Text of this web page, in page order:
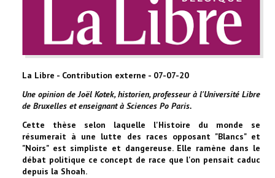
CONTACT
La Libre - Contribution externe - 07-07-20
Une opinion de Joël Kotek, historien, professeur à l'Université Libre
de Bruxelles et enseignant à Sciences Po Paris.
Cette thèse selon laquelle l'Histoire du monde se
résumerait à une lutte des races opposant "Blancs" et
"Noirs" est simpliste et dangereuse. Elle ramène dans le
débat politique ce concept de race que l'on pensait caduc
depuis la Shoah.